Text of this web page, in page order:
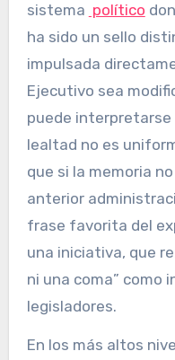
sistema político
ha sido un sello
impulsada
Ejecutivo sea
puede interpretarse
lealtad no es
que si la memoria
anterior
frase favorita del
una iniciativa, que
ni una coma” como
legisladores.
En los más altos